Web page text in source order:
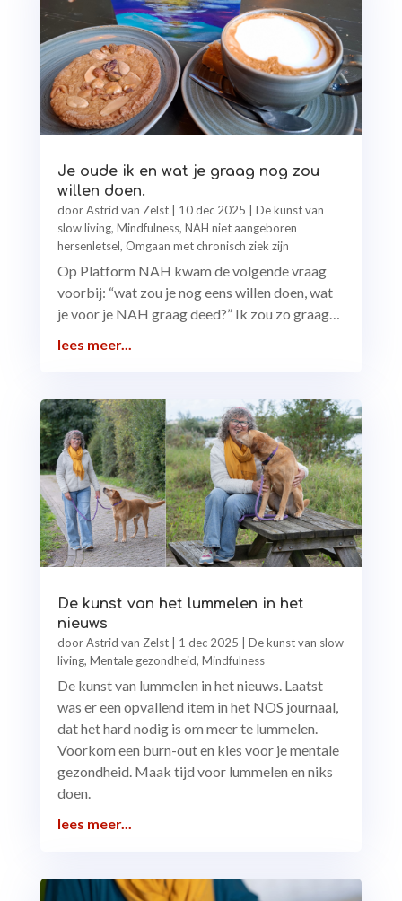
Je oude ik en wat je graag nog zou
willen doen.
doorAstrid van Zelst| 10 dec 2025
De kunst van
slow living, Mindfulness, NAH niet aangeboren
hersenletsel, Omgaan met chronisch ziek zijn
Op Platform NAH kwam de volgende vraag
voorbij: “wat zou je nog eens willen doen, wat
je voor je NAH graag deed?” Ik zou zo graag…
lees meer...
De kunst van het lummelen in het
nieuws
doorAstrid van Zelst| 1 dec 2025
De kunst van slow
living, Mentale gezondheid, Mindfulness
De kunst van lummelen in het nieuws. Laatst
was er een opvallend item in het NOS journaal,
dat het hard nodig is om meer te lummelen.
Voorkom een burn-out en kies voor je mentale
gezondheid. Maak tijd voor lummelen en niks
doen.
lees meer...